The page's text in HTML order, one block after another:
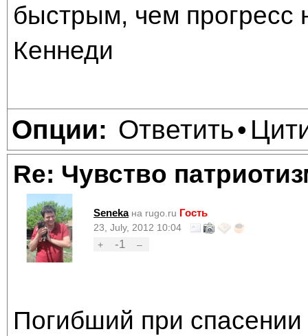
быстрым, чем прогресс
Кеннеди
Опции: Ответить•
Re: Чувство
Seneka на rugo.ru Гость
23, July, 2012 10:04
+
-1 –
Погибший при